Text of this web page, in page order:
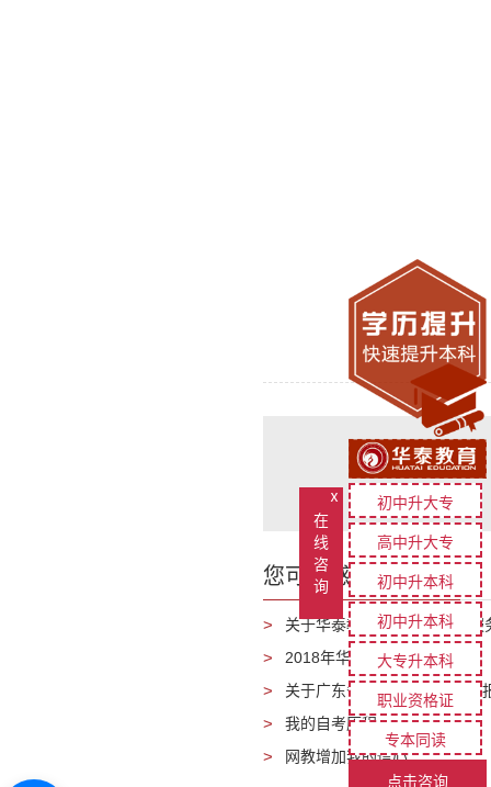
您可能感兴趣的文章
关于华泰教育新增线上支付服
2018年华泰教育放假通知
关于广东省 2017 年成人高
我的自考历程
网教增加我的信心
初中升大专
高中升大专
初中升本科
初中升本科
大专升本科
职业资格证
专本同读
点击咨询
ⅹ
在
线
咨
询